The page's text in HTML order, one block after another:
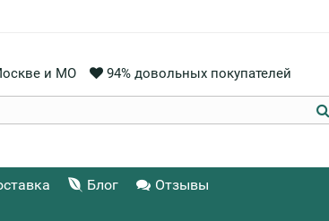
и МО 94% довольных покупателей
Блог Отзывы